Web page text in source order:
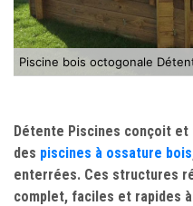
Piscine bois octogonale
Détente Piscines conçoit et
des piscines à ossature bois
enterrées. Ces structures
complet, faciles et rapides